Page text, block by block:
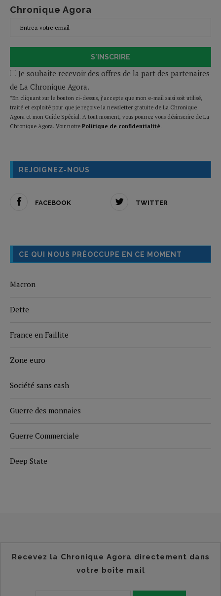
Chronique Agora
S'INSCRIRE
Je souhaite recevoir des offres de la part des partenaires
de La Chronique Agora.
*En cliquant sur le bouton ci-dessus, j’accepte que mon e-mail saisi soit utilisé,
traité et exploité pour que je reçoive la newsletter gratuite de La Chronique
Agora et mon Guide Spécial. A tout moment, vous pourrez vous désinscrire de La
Chronique Agora. Voir notre Politique de confidentialité.
REJOIGNEZ-NOUS
FACEBOOK TWITTER
CE QUI NOUS PRÉOCCUPE EN CE MOMENT
Macron
Dette
France en Faillite
Zone euro
Société sans cash
Guerre des monnaies
Guerre Commerciale
Deep State
Recevez la Chronique Agora directement dans
votre boîte mail